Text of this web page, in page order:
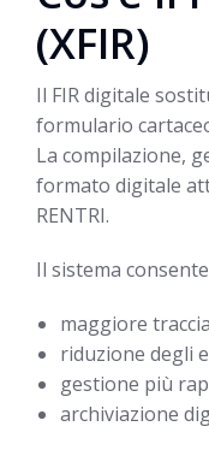
(XFIR)
Il FIR digitale
formulario
La compilazione,
formato digitale
RENTRI.
Il sistema
maggiore
riduzione degli
gestione più
archiviazione